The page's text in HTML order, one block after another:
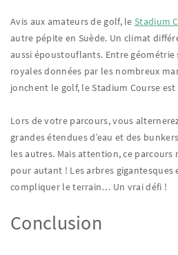
Avis aux amateurs de golf, leStadium
autre pépite en Suède. Un climat
aussi époustouflants. Entre géométrie
royales données par les nombreux
jonchent le golf, le Stadium Course
Lors de votre parcours, vous
grandes étendues d’eau et des
les autres. Mais attention, ce parcours
pour autant ! Les arbres
compliquer le terrain… Un vrai défi !
Conclusion